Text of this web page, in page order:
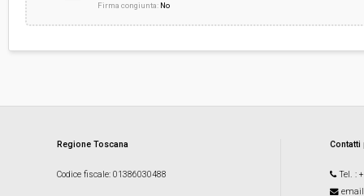
Firma congiunta: No
Regione Toscana
Codice fiscale: 01386030488 Tel. :
email